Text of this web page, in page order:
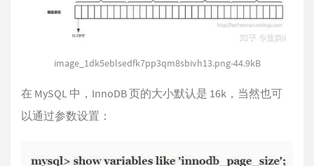
image_1dk5eblsedfk7pp3qm8sbivh13.png-44.9kB
在 MySQL 中，InnoDB 页的大小默认是 16k，当然也可
以通过参数设置：